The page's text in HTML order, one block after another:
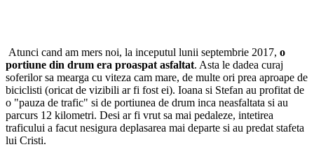
Atunci cand am mers noi, la inceputul lunii septembrie 2017, o
portiune din drum era proaspat asfaltat. Asta le dadea curaj
soferilor sa mearga cu viteza cam mare, de multe ori prea aproape de
biciclisti (oricat de vizibili ar fi fost ei). Ioana si Stefan au profitat de
o "pauza de trafic" si de portiunea de drum inca neasfaltata si au
parcurs 12 kilometri. Desi ar fi vrut sa mai pedaleze, intetirea
traficului a facut nesigura deplasarea mai departe si au predat stafeta
lui Cristi.